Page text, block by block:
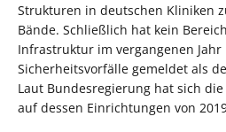
Strukturen in deutschen Kliniken
Bände. Schließlich hat kein
Infrastruktur im vergangenen Jahr
Sicherheitsvorfälle gemeldet als
Laut Bundesregierung hat sich
auf dessen Einrichtungen von